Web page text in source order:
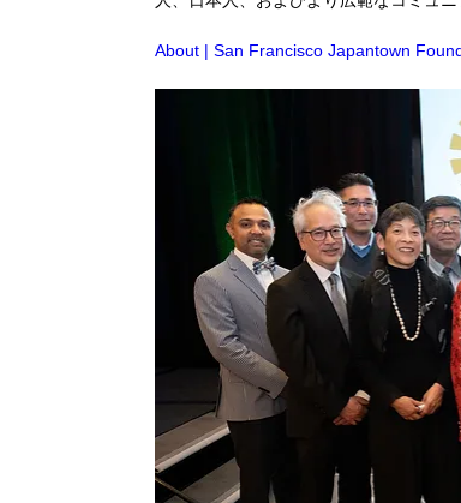
About | San Francisco Japantown